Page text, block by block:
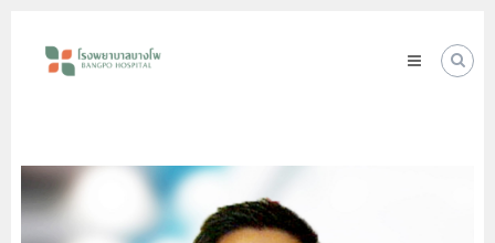
contentพยาบาล
Good
Health